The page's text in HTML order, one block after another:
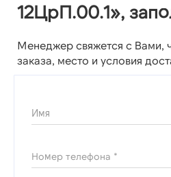
12ЦрП.00.1»,
Менеджер свяжется с Вами,
заказа, место и условия
Имя
Номер телефона *